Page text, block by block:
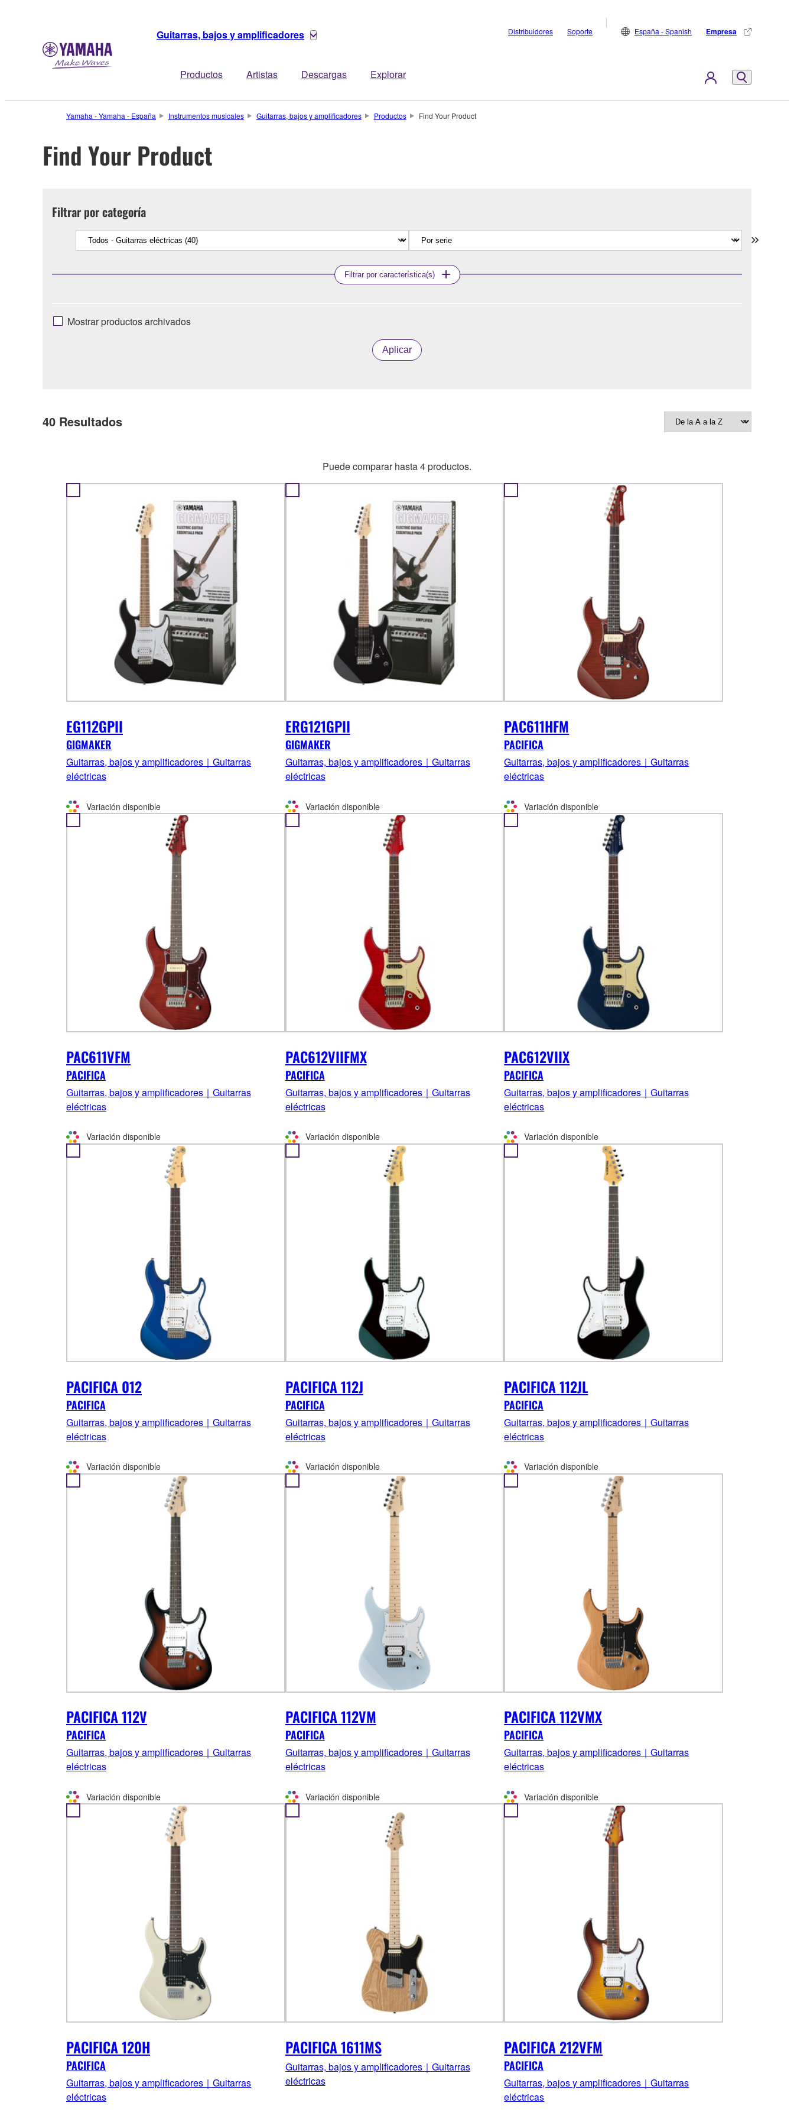
Guitarras, bajos y amplificadores
Productos Artistas Descargas Explorar
Distribuidores Soporte España - Spanish Empresa
Yamaha - Yamaha - España Instrumentos musicales Guitarras, bajos y amplificadores Productos Find Your Product
Find Your Product
Filtrar por categoría
Filtrar por característica(s)
Mostrar productos archivados
Aplicar
40 Resultados
Puede comparar hasta 4 productos.
EG112GPII
GIGMAKER
Guitarras, bajos y amplificadores｜Guitarras
eléctricas
Variación disponible
ERG121GPII
GIGMAKER
Guitarras, bajos y amplificadores｜Guitarras
eléctricas
Variación disponible
PAC611HFM
PACIFICA
Guitarras, bajos y amplificadores｜Guitarras
eléctricas
Variación disponible
PAC611VFM
PACIFICA
Guitarras, bajos y amplificadores｜Guitarras
eléctricas
Variación disponible
PAC612VIIFMX
PACIFICA
Guitarras, bajos y amplificadores｜Guitarras
eléctricas
Variación disponible
PAC612VIIX
PACIFICA
Guitarras, bajos y amplificadores｜Guitarras
eléctricas
Variación disponible
PACIFICA 012
PACIFICA
Guitarras, bajos y amplificadores｜Guitarras
eléctricas
Variación disponible
PACIFICA 112J
PACIFICA
Guitarras, bajos y amplificadores｜Guitarras
eléctricas
Variación disponible
PACIFICA 112JL
PACIFICA
Guitarras, bajos y amplificadores｜Guitarras
eléctricas
Variación disponible
PACIFICA 112V
PACIFICA
Guitarras, bajos y amplificadores｜Guitarras
eléctricas
Variación disponible
PACIFICA 112VM
PACIFICA
Guitarras, bajos y amplificadores｜Guitarras
eléctricas
Variación disponible
PACIFICA 112VMX
PACIFICA
Guitarras, bajos y amplificadores｜Guitarras
eléctricas
Variación disponible
PACIFICA 120H
PACIFICA
Guitarras, bajos y amplificadores｜Guitarras
eléctricas
PACIFICA 1611MS
Guitarras, bajos y amplificadores｜Guitarras
eléctricas
PACIFICA 212VFM
PACIFICA
Guitarras, bajos y amplificadores｜Guitarras
eléctricas